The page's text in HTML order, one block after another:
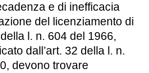
e di inefficacia
del licenziamento di
l. n. 604 del 1966,
dall’art. 32 della l. n.
devono trovare